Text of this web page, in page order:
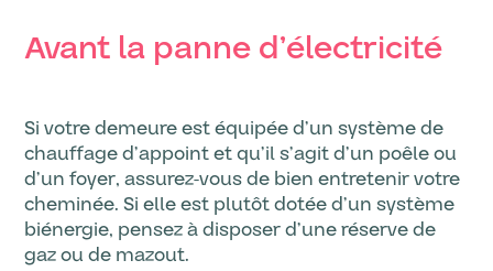
Avant la panne d’électricité
Si votre demeure est équipée d’un système de
chauffage d’appoint et qu’il s’agit d’un poêle ou
d’un foyer, assurez-vous de bien entretenir votre
cheminée. Si elle est plutôt dotée d’un système
biénergie, pensez à disposer d’une réserve de
gaz ou de mazout.